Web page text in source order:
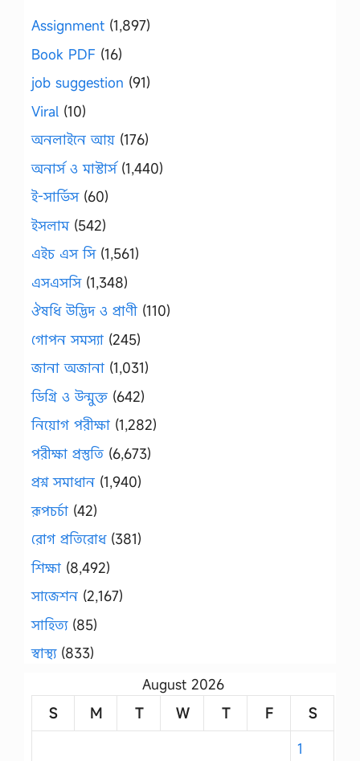
Assignment (1,897)
Book PDF (16)
job suggestion (91)
Viral (10)
অনলাইনে আয় (176)
অনার্স ও মাস্টার্স(1,440)
ই-সার্ভিস(60)
ইসলাম(542)
এইচ এস সি(1,561)
এসএসসি(1,348)
ঔষধি উদ্ভিদ ও প্রাণী (110)
গোপন সমস্যা (245)
জানা অজানা (1,031)
ডিগ্রি ও উন্মুক্ত (642)
নিয়োগ পরীক্ষা (1,282)
পরীক্ষা প্রস্তুতি (6,673)
প্রশ্ন সমাধান (1,940)
রূপচর্চা (42)
রোগ প্রতিরোধ(381)
শিক্ষা (8,492)
সাজেশন (2,167)
সাহিত্য(85)
স্বাস্থ্য(833)
August 2026
S
M T W T F
S
1